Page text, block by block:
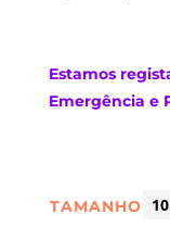
Estamos
Emergência e
TAMANHO